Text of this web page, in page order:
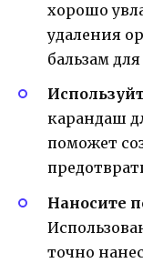
хорошо
удаления
бальзам
карандаш
поможет
Наносите
точно